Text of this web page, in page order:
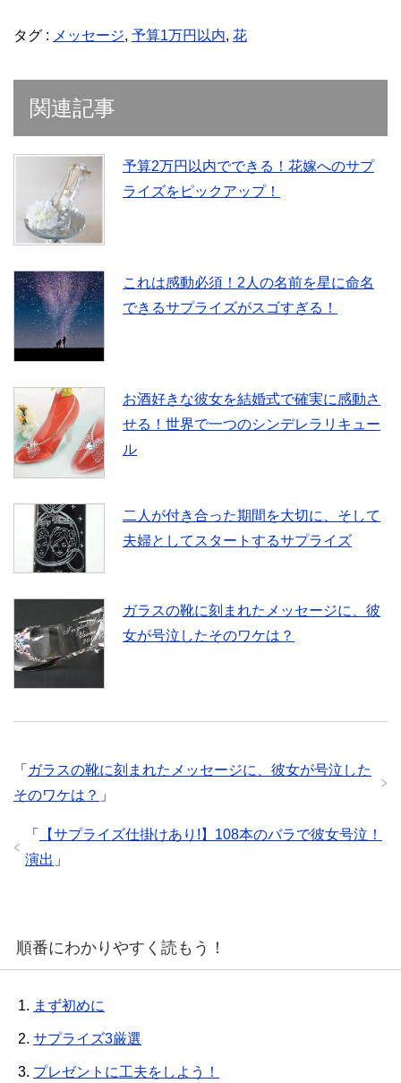
タグ : メッセージ, 予算1万円以内, 花
関連記事
予算2万円以内でできる！花嫁へのサプ
ライズをピックアップ！
これは感動必須！2人の名前を星に命名
できるサプライズがスゴすぎる！
お酒好きな彼女を結婚式で確実に感動さ
せる！世界で一つのシンデレラリキュー
ル
二人が付き合った期間を大切に、そして
夫婦としてスタートするサプライズ
ガラスの靴に刻まれたメッセージに、彼
女が号泣したそのワケは？
「 ガラスの靴に刻まれたメッセージに、彼女が号泣した
そのワケは？ 」
「
【サプライズ仕掛けあり!】108本のバラで彼女号泣！
演出 」
順番にわかりやすく読もう！
1. まず初めに
2. サプライズ3厳選
3. プレゼントに工夫をしよう！